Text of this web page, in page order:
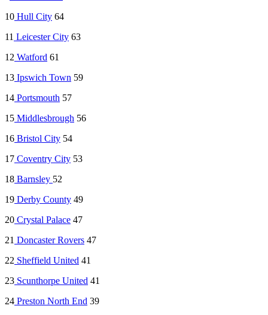
10 Hull City 64
11 Leicester City 63
12 Watford 61
13 Ipswich Town 59
14 Portsmouth 57
15 Middlesbrough 56
16 Bristol City 54
17 Coventry City 53
18 Barnsley 52
19 Derby County 49
20 Crystal Palace 47
21 Doncaster Rovers 47
22 Sheffield United 41
23 Scunthorpe United 41
24 Preston North End 39